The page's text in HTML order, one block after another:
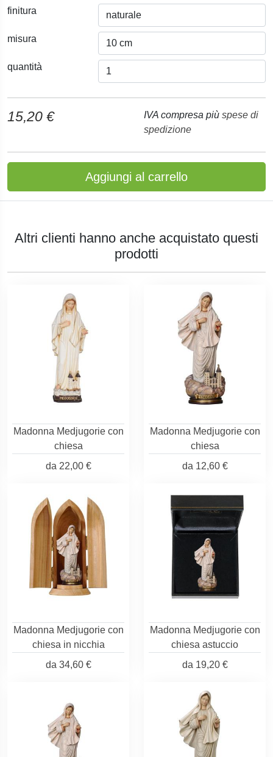
finitura
misura
quantità
15,20 € IVA compresa più spese di
spedizione
Aggiungi al carrello
Altri clienti hanno anche acquistato questi
prodotti
Madonna Medjugorie con
chiesa
da 22,00 €
Madonna Medjugorie con
chiesa
da 12,60 €
Madonna Medjugorie con
chiesa in nicchia
da 34,60 €
Madonna Medjugorie con
chiesa astuccio
da 19,20 €